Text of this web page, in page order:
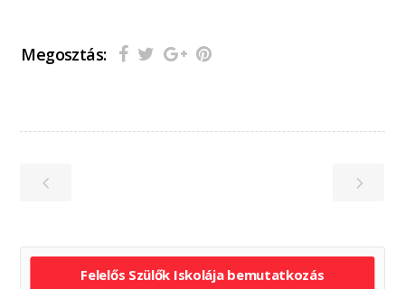
Megosztás:
Felelős Szülők Iskolája bemutatkozás